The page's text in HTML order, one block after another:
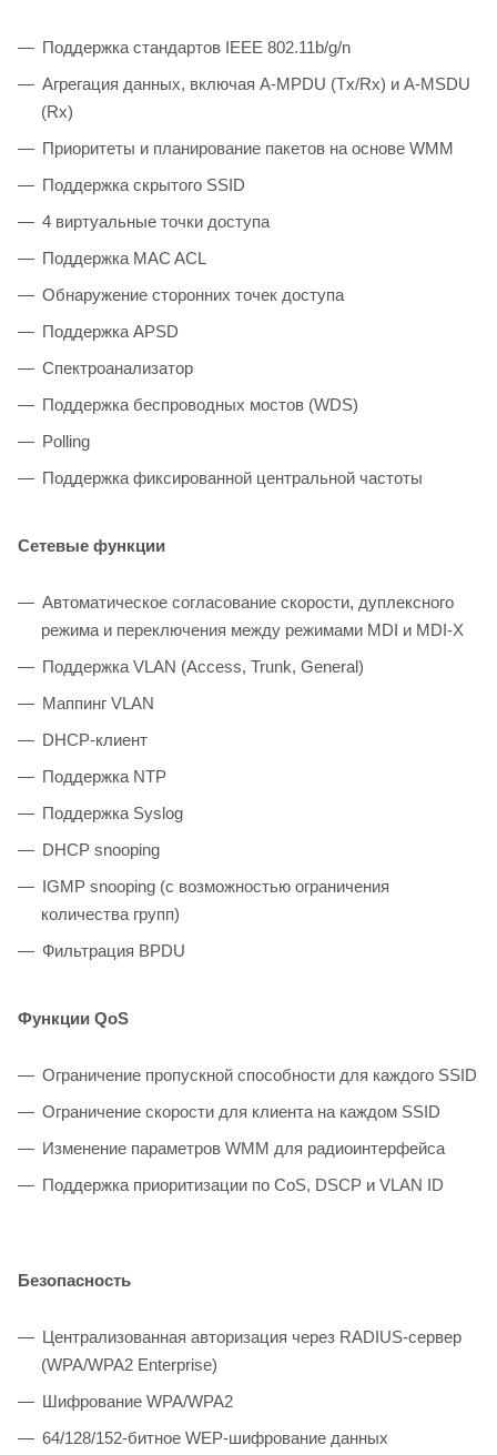
Поддержка стандартов IEEE 802.11b/g/n
Агрегация данных, включая A-MPDU (Tx/Rx) и А-MSDU
(Rx)
Приоритеты и планирование пакетов на основе WMM
Поддержка скрытого SSID
4 виртуальные точки доступа
Поддержка MAC ACL
Обнаружение сторонних точек доступа
Поддержка APSD
Спектроанализатор
Поддержка беспроводных мостов (WDS)
Polling
Поддержка фиксированной центральной частоты
Сетевые функции
Автоматическое согласование скорости, дуплексного
режима и переключения между режимами MDI и MDI-X
Поддержка VLAN (Access, Trunk, General)
Маппинг VLAN
DHCP-клиент
Поддержка NTP
Поддержка Syslog
DHCP snooping
IGMP snooping (с возможностью ограничения
количества групп)
Фильтрация BPDU
Функции QoS
Ограничение пропускной способности для каждого SSID
Ограничение скорости для клиента на каждом SSID
Изменение параметров WMM для радиоинтерфейса
Поддержка приоритизации по CoS, DSCP и VLAN ID
Безопасность
Централизованная авторизация через RADIUS-сервер
(WPA/WPA2 Enterprise)
Шифрование WPA/WPA2
64/128/152-битное WEP-шифрование данных